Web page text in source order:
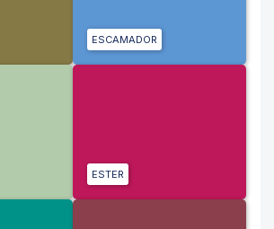
ESCAMADOR
ESTER